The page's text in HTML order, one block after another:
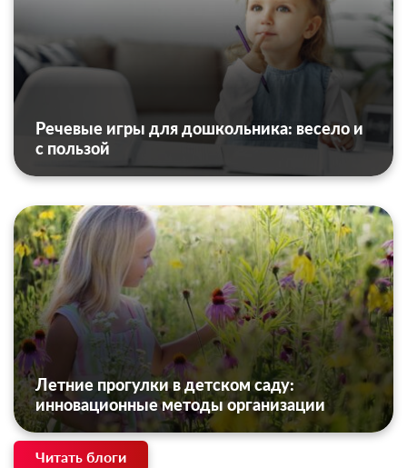
Речевые игры для дошкольника: весело и
с пользой
Летние прогулки в детском саду:
инновационные методы организации
Читать блоги